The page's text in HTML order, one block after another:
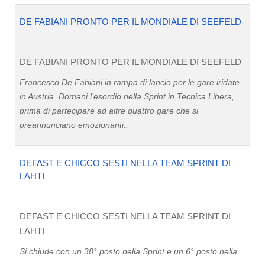
DE FABIANI PRONTO PER IL MONDIALE DI SEEFELD
DE FABIANI PRONTO PER IL MONDIALE DI SEEFELD
Francesco De Fabiani in rampa di lancio per le gare iridate
in Austria. Domani l’esordio nella Sprint in Tecnica Libera,
prima di partecipare ad altre quattro gare che si
preannunciano emozionanti..
DEFAST E CHICCO SESTI NELLA TEAM SPRINT DI
LAHTI
DEFAST E CHICCO SESTI NELLA TEAM SPRINT DI
LAHTI
Si chiude con un 38° posto nella Sprint e un 6° posto nella